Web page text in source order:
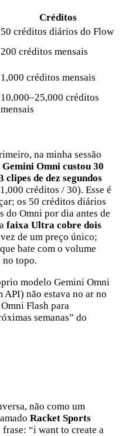
Créditos
50 créditos diários do Flow
200 créditos mensais
1,000 créditos mensais
10,000–25,000 créditos
mensais
na minha sessão
Gemini Omni custou 30
clipes de dez segundos
créditos / 30). Esse é
os 50 créditos diários
do Omni por dia antes de
faixa Ultra cobre dois
de um preço único;
bate com o volume
no topo.
modelo Gemini Omni
não estava no ar no
Flash para
semanas” do
não como um
Racket Sports
“i want to create a